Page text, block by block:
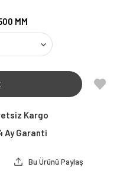
MM
Kargo
Ay Garanti
Bu Ürünü Paylaş